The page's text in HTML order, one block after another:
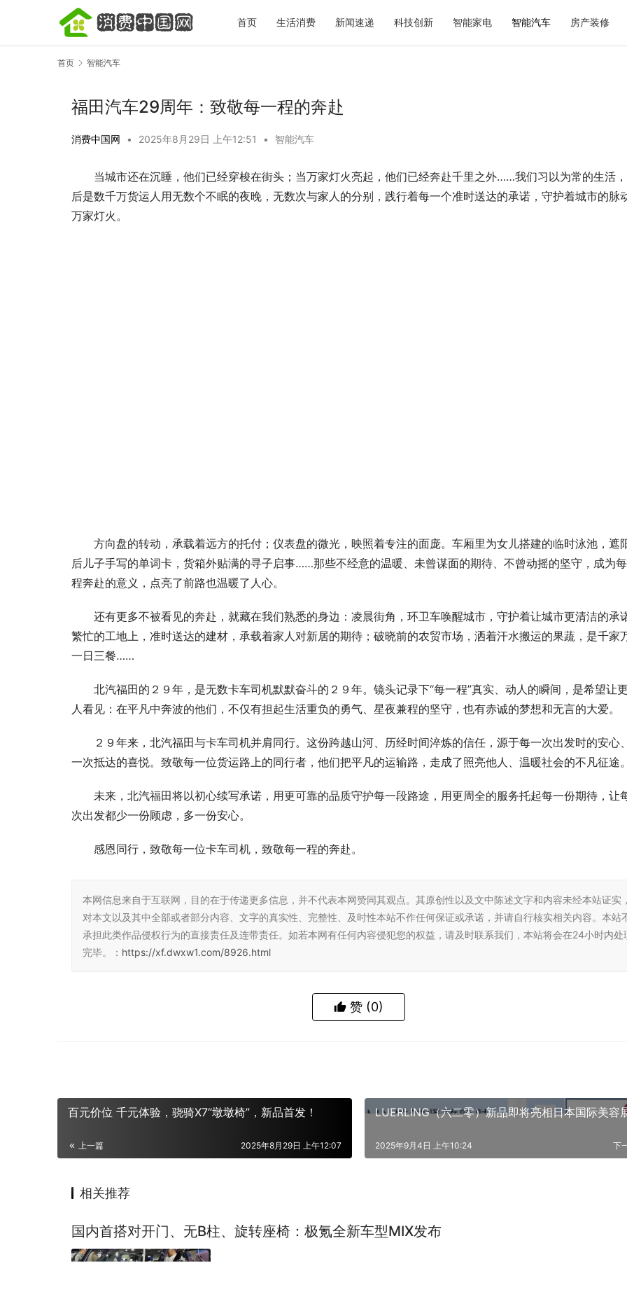
首页 生活消费 新闻速递 科技创新 智能家电 智能汽车 房产装修
首页 智能汽车
福田汽车29周年：致敬每一程的奔赴
消费中国网 • 2025年8月29日 上午12:51 • 智能汽车
当城市还在沉睡，他们已经穿梭在街头；当万家灯火亮起，他们已经奔赴千里之外……我们习以为常的生活
后是数千万货运人用无数个不眠的夜晚，无数次与家人的分别，践行着每一个准时送达的承诺，守护着城市的脉
万家灯火。
方向盘的转动，承载着远方的托付；仪表盘的微光，映照着专注的面庞。车厢里为女儿搭建的临时泳池，遮
后儿子手写的单词卡，货箱外贴满的寻子启事……那些不经意的温暖、未曾谋面的期待、不曾动摇的坚守，成为
程奔赴的意义，点亮了前路也温暖了人心。
还有更多不被看见的奔赴，就藏在我们熟悉的身边：凌晨街角，环卫车唤醒城市，守护着让城市更清洁的承
繁忙的工地上，准时送达的建材，承载着家人对新居的期待；破晓前的农贸市场，洒着汗水搬运的果蔬，是千家
一日三餐……
北汽福田的２９年，是无数卡车司机默默奋斗的２９年。镜头记录下“每一程”真实、动人的瞬间，是希望让
人看见：在平凡中奔波的他们，不仅有担起生活重负的勇气、星夜兼程的坚守，也有赤诚的梦想和无言的大爱。
２９年来，北汽福田与卡车司机并肩同行。这份跨越山河、历经时间淬炼的信任，源于每一次出发时的安心
一次抵达的喜悦。致敬每一位货运路上的同行者，他们把平凡的运输路，走成了照亮他人、温暖社会的不凡征途。
未来，北汽福田将以初心续写承诺，用更可靠的品质守护每一段路途，用更周全的服务托起每一份期待，让
次出发都少一份顾虑，多一份安心。
感恩同行，致敬每一位卡车司机，致敬每一程的奔赴。
本网信息来自于互联网，目的在于传递更多信息，并不代表本网赞同其观点。其原创性以及文中陈述文字和内容未经本站证实，
对本文以及其中全部或者部分内容、文字的真实性、完整性、及时性本站不作任何保证或承诺，并请自行核实相关内容。本站
承担此类作品侵权行为的直接责任及连带责任。如若本网有任何内容侵犯您的权益，请及时联系我们，本站将会在24小时内处
完毕。： https://xf.dwxw1.com/8926.html
赞 (0)
百元价位 千元体验，骁骑X7“墩墩椅”，新品首发！
上一篇 2025年8月29日 上午12:07
LUERLING（六二零）新品即将亮相日本国际美容
下
2025年9月4日 上午10:24
相关推荐
国内首搭对开门、无B柱、旋转座椅：极氪全新车型MIX发布
宋城一梦越千年｜全场景文旅体验盘点，看
完再决定去不去
秋天第一杯奶茶如何选？暖燕现炖滋养给出
标准答案，重新定义秋日仪式感
2026青岛显瘦婚纱照选型参考：玛
的专属方案与服务体系解析